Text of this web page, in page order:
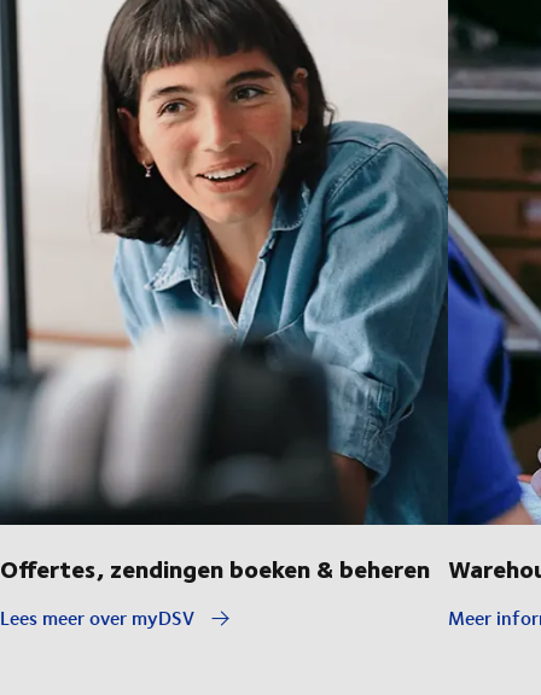
Offertes, zendingen boeken & beheren
Lees meer over myDSV Meer